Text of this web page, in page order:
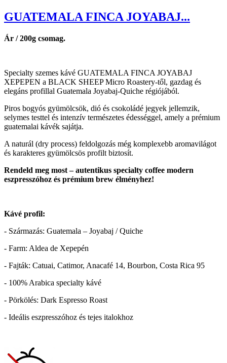
GUATEMALA FINCA JOYABAJ...
Ár / 200g csomag.
Specialty szemes kávé GUATEMALA FINCA JOYABAJ
XEPEPEN a BLACK SHEEP Micro Roastery-től, gazdag és
elegáns profillal Guatemala Joyabaj-Quiche régiójából.
Piros bogyós gyümölcsök, dió és csokoládé jegyek jellemzik,
selymes testtel és intenzív természetes édességgel, amely a prémium
guatemalai kávék sajátja.
A naturál (dry process) feldolgozás még komplexebb aromavilágot
és karakteres gyümölcsös profilt biztosít.
Rendeld meg most – autentikus specialty coffee modern
eszpresszóhoz és prémium brew élményhez!
Kávé profil:
- Származás: Guatemala – Joyabaj / Quiche
- Farm: Aldea de Xepepén
- Fajták: Catuai, Catimor, Anacafé 14, Bourbon, Costa Rica 95
- 100% Arabica specialty kávé
- Pörkölés: Dark Espresso Roast
- Ideális eszpresszóhoz és tejes italokhoz